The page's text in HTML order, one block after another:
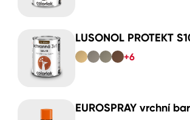
LUSONOL PROTEKT
+6
EUROSPRAY vrchní